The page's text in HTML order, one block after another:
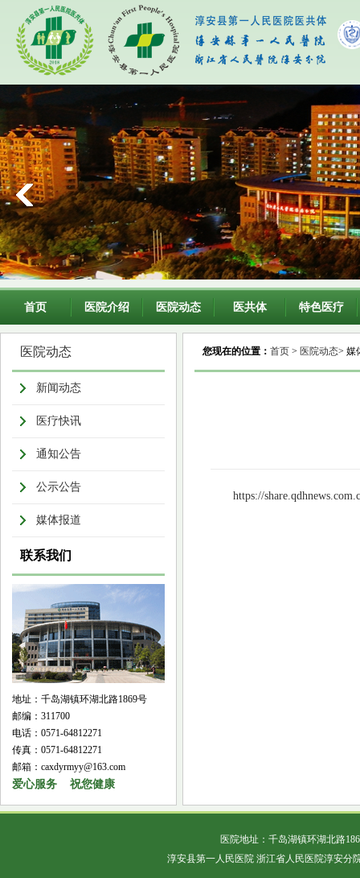
首页 医院介绍 医院动态 医共体 特色医疗
医院动态
新闻动态
医疗快讯
通知公告
公示公告
媒体报道
联系我们
地址：千岛湖镇环湖北路1869号
邮编：311700
电话：0571-64812271
传真：0571-64812271
邮箱：caxdyrmyy@163.com
爱心服务 祝您健康
您现在的位置： 首页 > 医院动态> 媒
https://
医院地址：千岛湖镇环湖北路
淳安县第一人民医院 浙江省人民医院淳安分